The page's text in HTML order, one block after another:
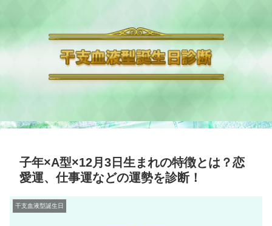
子年×A型×12月3日生まれの特徴とは？恋
愛運、仕事運などの運勢を診断！
干支血液型誕生日